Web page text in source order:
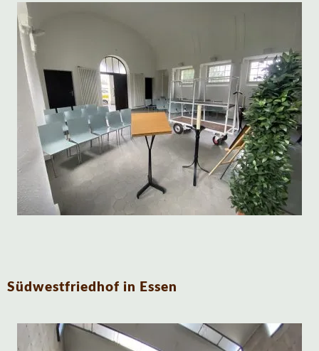
Südwestfriedhof in Essen